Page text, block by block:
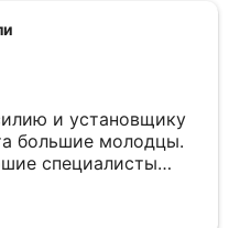
и установщику
большие молодцы.
специалисты
просто, нет слов.